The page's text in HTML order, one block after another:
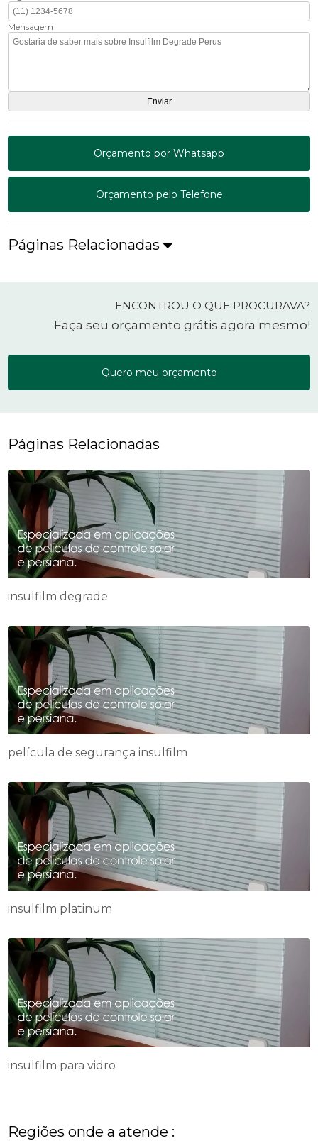
Mensagem
Orçamento por Whatsapp
Orçamento pelo Telefone
Páginas Relacionadas
ENCONTROU O QUE PROCURAVA?
Faça seu orçamento grátis agora mesmo!
Quero meu orçamento
Páginas Relacionadas
insulfilm degrade
película de segurança insulfilm
insulfilm platinum
insulfilm para vidro
Regiões onde a atende :